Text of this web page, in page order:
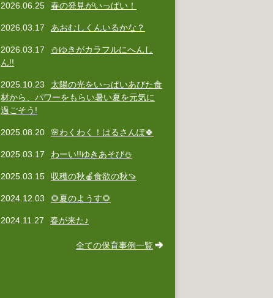
2026.06.25 春の発見がいっぱい！
2026.03.17 あおむしくんいるかな？
2026.03.17
⛄ゆきがカラフルにへんし
ん!!
2025.10.23
太陽の光をいっぱいあびた食
材から、パワーをもらい暑い夏を元気に
過ごそう!
2025.08.20 🌸わくわく！はるさんぽ🍀
2025.03.17 わーい!!ゆきあそび⛄
2025.03.15 収穫の秋🍎食欲の秋🍠
2024.12.03 🌻夏のようす🌻
2024.11.27 春が来た♪
全ての保育事例一覧